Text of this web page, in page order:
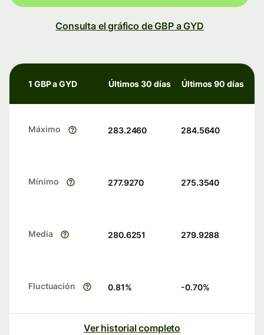
Consulta el gráfico de GBP a GYD
1 GBP a GYD Últimos 30 días Últimos 90 días
Máximo 283.2460 284.5640
Mínimo 277.9270 275.3540
Media 280.6251 279.9288
Fluctuación 0.81% -0.70%
Ver historial completo